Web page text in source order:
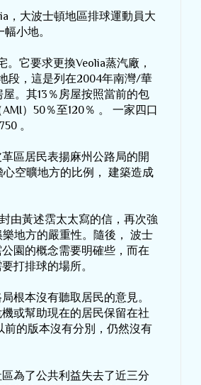
，大波士頓地區排球運動員大
小地。
。它要求更換Veolia蒸汽廠，
段，這是列在2004年南灣/華
屋。其13 ％房屋按照當前的包
AMI） 50％至120％ 。
一家四口
。
區居民表揚麻州公路局的開
空曠地方的比例，
建築造成
封由黃述霑太太寫的信，再次強
地方的嚴重性。隨後，
波士
園的概念需要明確些，而在
打排球的場所。
根本沒有聽取居民的意見。
或幫助現在的居民保留在社
前的版本沒有分別，仍然沒有
為了公共利益失去了近三分